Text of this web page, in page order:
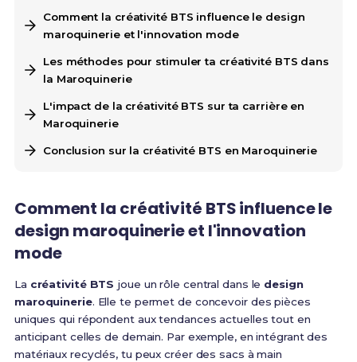
Comment la créativité BTS influence le design
maroquinerie et l'innovation mode
Les méthodes pour stimuler ta créativité BTS dans
la Maroquinerie
L'impact de la créativité BTS sur ta carrière en
Maroquinerie
Conclusion sur la créativité BTS en Maroquinerie
Comment la créativité BTSinfluence le
design maroquinerieet l'innovation
mode
La créativité BTS joue un rôle central dans le design
maroquinerie. Elle te permet de concevoir des pièces
uniques qui répondent aux tendances actuelles tout en
anticipant celles de demain. Par exemple, en intégrant des
matériaux recyclés, tu peux créer des sacs à main